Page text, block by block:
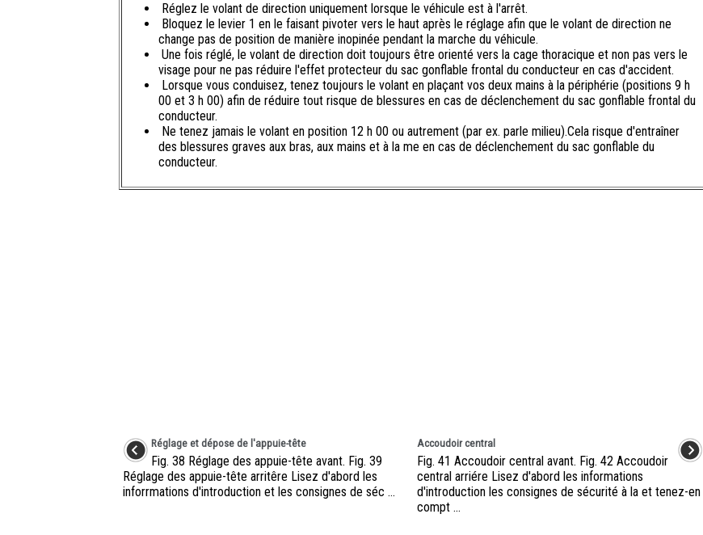
Réglez le volant de direction uniquement lorsque le véhicule est à l'arrêt.
Bloquez le levier 1 en le faisant pivoter vers le haut après le réglage afin que le volant de direction ne
change pas de position de manière inopinée pendant la marche du véhicule.
Une fois réglé, le volant de direction doit toujours être orienté vers la cage thoracique et non pas vers le
visage pour ne pas réduire l'effet protecteur du sac gonflable frontal du conducteur en cas d'accident.
Lorsque vous conduisez, tenez toujours le volant en plaçant vos deux mains à la périphérie (positions 9 h
00 et 3 h 00) afin de réduire tout risque de blessures en cas de déclenchement du sac gonflable frontal du
conducteur.
Ne tenez jamais le volant en position 12 h 00 ou autrement (par ex. parle milieu).Cela risque d'entraîner
des blessures graves aux bras, aux mains et à la me en cas de déclenchement du sac gonflable du
conducteur.
Réglage et dépose de l'appuie-tête
Fig. 38 Réglage des appuie-tête avant. Fig. 39
Réglage des appuie-tête arritêre Lisez d'abord les
inforrmations d'introduction et les consignes de séc ...
Accoudoir central
Fig. 41 Accoudoir central avant. Fig. 42 Accoudoir
central arriére Lisez d'abord les informations
d'introduction les consignes de sécurité à la et tenez-en
compt ...